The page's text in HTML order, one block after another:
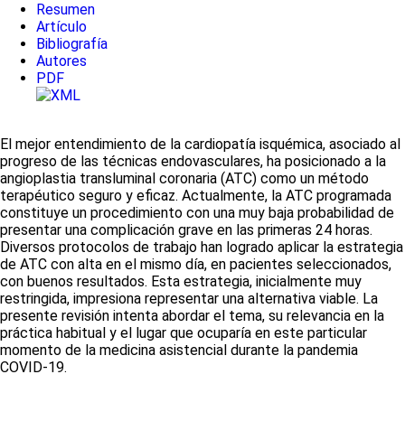
Resumen
Artículo
Bibliografía
Autores
PDF
El mejor entendimiento de la cardiopatía isquémica, asociado al
progreso de las técnicas endovasculares, ha posicionado a la
angioplastia transluminal coronaria (ATC) como un método
terapéutico seguro y eficaz. Actualmente, la ATC programada
constituye un procedimiento con una muy baja probabilidad de
presentar una complicación grave en las primeras 24 horas.
Diversos protocolos de trabajo han logrado aplicar la estrategia
de ATC con alta en el mismo día, en pacientes seleccionados,
con buenos resultados. Esta estrategia, inicialmente muy
restringida, impresiona representar una alternativa viable. La
presente revisión intenta abordar el tema, su relevancia en la
práctica habitual y el lugar que ocuparía en este particular
momento de la medicina asistencial durante la pandemia
COVID-19.